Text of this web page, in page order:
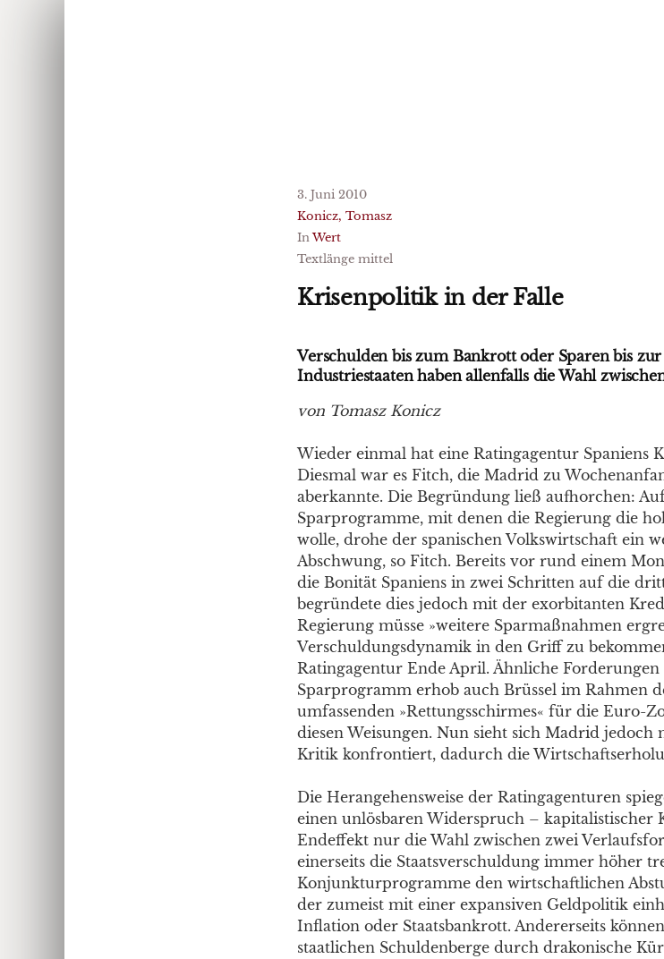
3. Juni 2010
Konicz, Tomasz
InWert
Textlänge mittel
Krisenpolitik in der Falle
Verschulden bis zum Bankrott oder Sparen bis zur
Industriestaaten haben allenfalls die Wahl
von Tomasz Konicz
Wieder einmal hat eine Ratingagentur Spaniens
Diesmal war es Fitch, die Madrid zu
aberkannte. Die Begründung ließ aufhorchen:
Sparprogramme, mit denen die Regierung die
wolle, drohe der spanischen Volkswirtschaft ein
Abschwung, so Fitch. Bereits vor rund einem
die Bonität Spaniens in zwei Schritten auf die
begründete dies jedoch mit der exorbitanten
Regierung müsse »weitere Sparmaßnahmen
Verschuldungsdynamik in den Griff zu
Ratingagentur Ende April. Ähnliche
Sparprogramm erhob auch Brüssel im Rahmen
umfassenden »Rettungsschirmes« für die Euro-
diesen Weisungen. Nun sieht sich Madrid
Kritik konfrontiert, dadurch die
Die Herangehensweise der Ratingagenturen
einen unlösbaren Widerspruch – kapitalistischer
Endeffekt nur die Wahl zwischen zwei
einerseits die Staatsverschuldung immer höher
Konjunkturprogramme den wirtschaftlichen
der zumeist mit einer expansiven Geldpolitik
Inflation oder Staatsbankrott. Andererseits
staatlichen Schuldenberge durch drakonische